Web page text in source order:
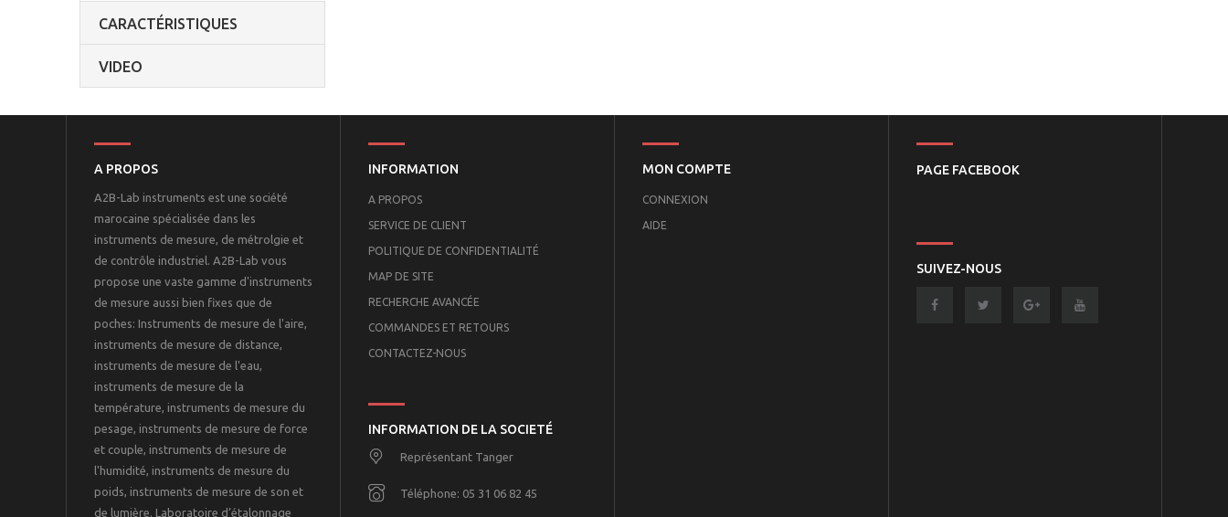
CARACTÉRISTIQUES
VIDEO
A PROPOS
A2B-Lab instruments est une société
marocaine spécialisée dans les
instruments de mesure, de métrolgie et
de contrôle industriel. A2B-Lab vous
propose une vaste gamme d'instruments
de mesure aussi bien fixes que de
poches: Instruments de mesure de l'aire,
instruments de mesure de distance,
instruments de mesure de l'eau,
instruments de mesure de la
température, instruments de mesure du
pesage, instruments de mesure de force
et couple, instruments de mesure de
l'humidité, instruments de mesure du
poids, instruments de mesure de son et
de lumière. Laboratoire d’étalonnage
INFORMATION
A PROPOS
SERVICE DE CLIENT
POLITIQUE DE CONFIDENTIALITÉ
MAP DE SITE
RECHERCHE AVANCÉE
COMMANDES ET RETOURS
CONTACTEZ-NOUS
INFORMATION DE LA SOCIETÉ
Représentant Tanger
Téléphone: 05 31 06 82 45
MON COMPTE
CONNEXION
AIDE
PAGE FACEBOOK
SUIVEZ-NOUS